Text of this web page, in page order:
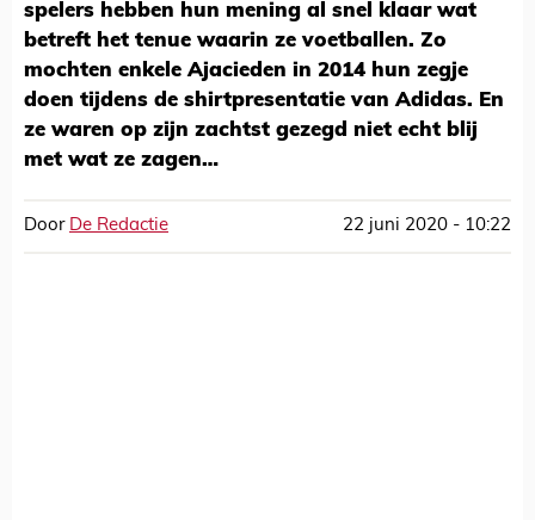
spelers hebben hun mening al snel klaar wat
betreft het tenue waarin ze voetballen. Zo
mochten enkele Ajacieden in 2014 hun zegje
doen tijdens de shirtpresentatie van Adidas. En
ze waren op zijn zachtst gezegd niet echt blij
met wat ze zagen…
Door De Redactie 22 juni 2020 - 10:22